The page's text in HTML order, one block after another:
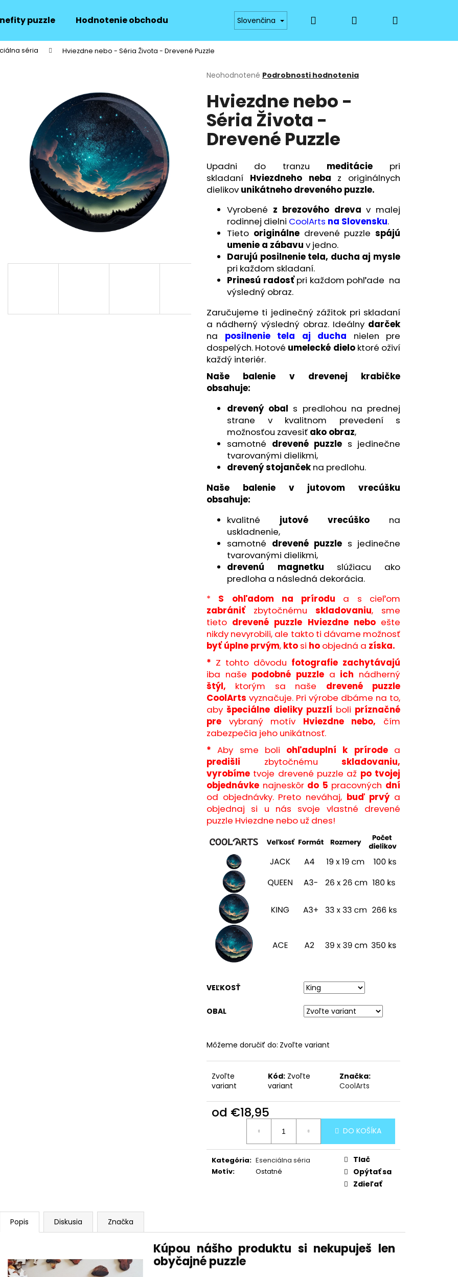
puzzle Hodnotenie obchodu Doprava a platba Dostupnosť Materiály a
Slovenčina Hľadať PrihlásenieNákupný
séria Hviezdne nebo - Séria Života - Drevené Puzzle
Priemerné
produktu
je
0,0
z
5
hviezdičiek.
Neohodnotené Podrobnosti hodnotenia
Hviezdne nebo -
Séria Života -
Drevené Puzzle
Upadni do tranzu meditácie pri
skladaní Hviezdneho neba z originálnych
dielikov unikátneho dreveného puzzle.
Vyrobené z brezového dreva v malej
rodinnej dielni CoolArts na Slovensku.
Tieto originálnedrevené puzzle spájú
umenie a zábavu v jedno.
Darujú posilnenie tela, ducha aj mysle
pri každom skladaní.
Prinesú radosťpri každom pohľade na
výsledný obraz.
Zaručujeme ti jedinečný zážitok pri skladaní
a nádherný výsledný obraz. Ideálny darček
na posilnenie tela aj ducha nielen pre
dospelých. Hotové umelecké dieloktoré oživí
každý interiér.
Naše balenie v drevenej krabičke
obsahuje:
drevený obal s predlohou na prednej
strane v kvalitnom prevedení s
možnosťou zavesiť ako obraz,
samotné drevené puzzle s jedinečne
tvarovanými dielikmi,
drevený stojanček na predlohu.
Naše balenie v jutovom vrecúšku
obsahuje:
kvalitné jutové vrecúško na
uskladnenie,
samotné drevené puzzle s jedinečne
tvarovanými dielikmi,
drevenú magnetku slúžiacu ako
predloha a následná dekorácia.
* S ohľadom na prírodu a s cieľom
zabrániťzbytočnému skladovaniu, sme
tieto drevené puzzle Hviezdne neboešte
nikdy nevyrobili, ale takto ti dávame možnosť
byť úplne prvým, kto si ho objedná a získa.
* Z tohto dôvodu fotografie zachytávajú
iba naše podobné puzzle a ich nádherný
štýl, ktorým sa naše drevené puzzle
CoolArts vyznačuje. Pri výrobe dbáme na to,
aby špeciálne dieliky puzzlí boli príznačné
pre vybraný motív Hviezdne nebo, čím
zabezpečia jeho unikátnosť.
* Aby sme boli ohľaduplní k prírodea
predišli zbytočnému skladovaniu,
vyrobíme tvoje drevené puzzle až po tvojej
objednávke najneskôr do 5 pracovných dní
od objednávky. Preto neváhaj, buď prvýa
objednaj si u nás svoje vlastné drevené
puzzle Hviezdne nebo už dnes!
VEĽKOSŤ
OBAL
Môžeme doručiť do: Zvoľte variant
Zvoľte
variant
Kód: Zvoľte
variant
Značka:
CoolArts
od €18,95
Jednotková
DO KOŠÍKA
Kategória: Esenciálna séria
Motív: Ostatné
Tlač
Opýtať sa
Zdieľať
Popis Diskusia Značka
Kúpou nášho produktu si nekupuješ len
obyčajné puzzle
Čo potrebujete nájsť?
Odporúčame
ČERVENÝ BÁGER - SMILERISE (20 KS) - MALÝ JEDNOROŽEC - HAPPYGROWTH
(42 KS) - DREVENÉ PUZZLE